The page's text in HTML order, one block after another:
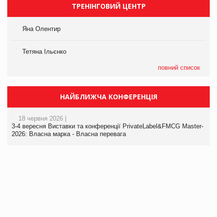
ТРЕНІНГОВИЙ ЦЕНТР
Яна Олентир
Тетяна Ільєнко
повний список
НАЙБЛИЖЧА КОНФЕРЕНЦІЯ
18 червня 2026 |
3-4 вересня Виставки та конференції PrivateLabel&FMCG Master-
2026: Власна марка - Власна перевага